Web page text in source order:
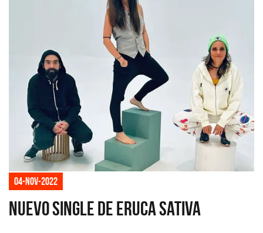
04-nov-2022
Nuevo single de Eruca Sativa